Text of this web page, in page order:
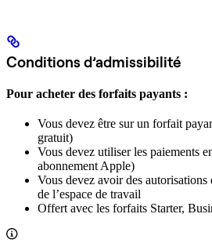
Conditions d’admissibilité
Pour acheter des forfaits payants :
Vous devez être sur un forfait
gratuit)
Vous devez utiliser les paiements
abonnement Apple)
Vous devez avoir des
de l’espace de travail
Offert avec les forfaits Starter,